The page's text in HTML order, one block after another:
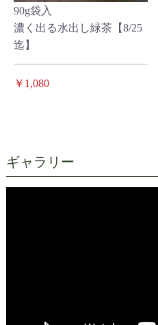
90g袋入
濃く出る水出し緑茶【8/25
迄】
￥1,080
ギャラリー